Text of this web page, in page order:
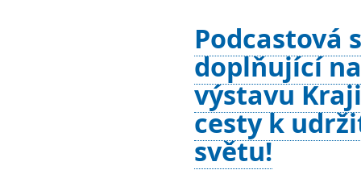
Podcastová
doplňující
výstavu
cesty k
světu!